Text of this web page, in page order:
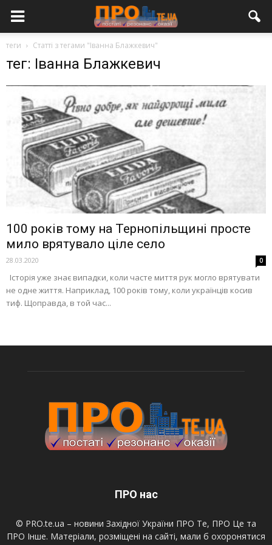
теги Статті з тегами "Іванна Блажкевич"
тег: Іванна Блажкевич
100 років тому на Тернопільщині просте
мило врятувало ціле село
28.03.2020 0
Історія уже знає випадки, коли часте миття рук могло врятувати
не одне життя. Наприклад, 100 років тому, коли українців косив
тиф. Щоправда, в той час...
ПРО нас
© PRO.te.ua – новини Західної України ПРО Те, ПРО Це та
ПРО Інше. Матеріали, розміщені на сайті, мали б охоронятися